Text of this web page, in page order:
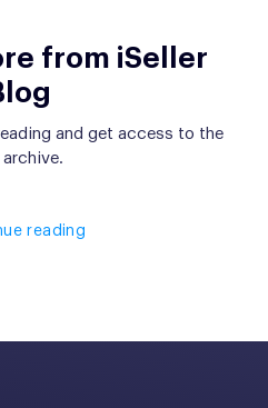
from iSeller
and get access to the
reading